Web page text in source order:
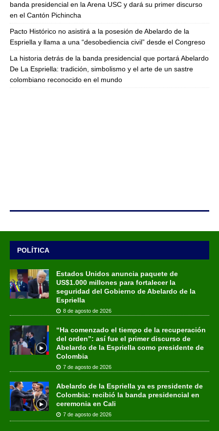
banda presidencial en la Arena USC y dará su primer discurso
en el Cantón Pichincha
Pacto Histórico no asistirá a la posesión de Abelardo de la
Espriella y llama a una “desobediencia civil” desde el Congreso
La historia detrás de la banda presidencial que portará Abelardo
De La Espriella: tradición, simbolismo y el arte de un sastre
colombiano reconocido en el mundo
POLÍTICA
Estados Unidos anuncia paquete de
US$1.000 millones para fortalecer la
seguridad del Gobierno de Abelardo de la
Espriella
8 de agosto de 2026
“Ha comenzado el tiempo de la recuperación
del orden”: así fue el primer discurso de
Abelardo de la Espriella como presidente de
Colombia
7 de agosto de 2026
Abelardo de la Espriella ya es presidente de
Colombia: recibió la banda presidencial en
ceremonia en Cali
7 de agosto de 2026